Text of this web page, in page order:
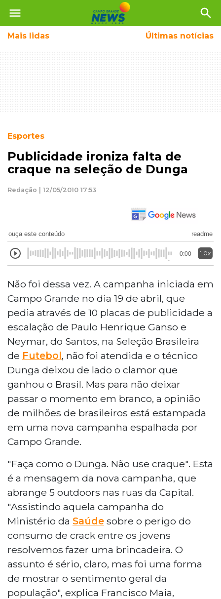
menu search
Mais lidas Últimas notícias
Esportes
Publicidade ironiza falta de
craque na seleção de Dunga
Redação | 12/05/2010 17:53
ouça este conteúdo readme
0:00 1.0x
Não foi dessa vez. A campanha iniciada em
Campo Grande no dia 19 de abril, que
pedia através de 10 placas de publicidade a
escalação de Paulo Henrique Ganso e
Neymar, do Santos, na Seleção Brasileira
de Futebol, não foi atendida e o técnico
Dunga deixou de lado o clamor que
ganhou o Brasil. Mas para não deixar
passar o momento em branco, a opinião
de milhões de brasileiros está estampada
em uma nova campanha espalhada por
Campo Grande.
"Faça como o Dunga. Não use craque". Esta
é a mensagem da nova campanha, que
abrange 5 outdoors nas ruas da Capital.
"Assistindo aquela campanha do
Ministério da Saúde sobre o perigo do
consumo de crack entre os jovens
resolvemos fazer uma brincadeira. O
assunto é sério, claro, mas foi uma forma
de mostrar o sentimento geral da
população", explica Francisco Maia,